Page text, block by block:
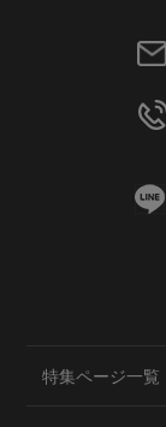
特集ページ一覧